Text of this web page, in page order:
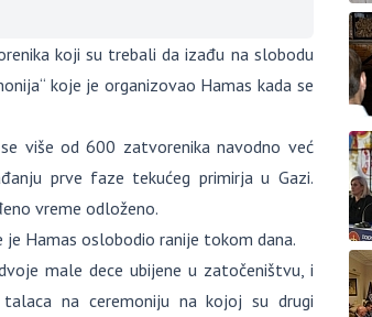
koji su trebali da izađu na slobodu
koje je organizovao Hamas kada se
više od 600 zatvorenika navodno već
prve faze tekućeg primirja u Gazi.
vreme odloženo.
Hamas oslobodio ranije tokom dana.
male dece ubijene u zatočeništvu, i
talaca na ceremoniju na kojoj su drugi